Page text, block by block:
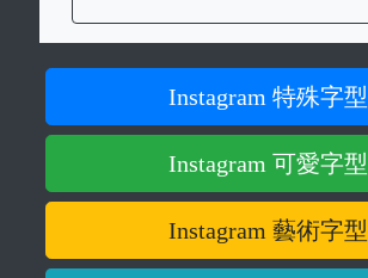
Instagram 特殊字型
Instagram 可愛字型
Instagram 藝術字型